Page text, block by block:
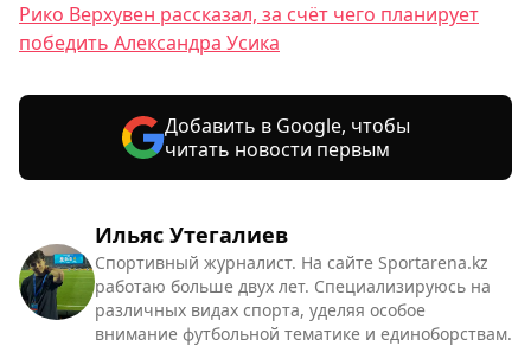
Ильяс Утегалиев
Спортивный журналист. На сайте Sportarena.kz
работаю больше двух лет. Специализируюсь на
различных видах спорта, уделяя особое
внимание футбольной тематике и единоборствам.
Рико Верхувен рассказал, за счёт чего планирует
победить Александра Усика
Добавить в Google, чтобы
читать новости первым